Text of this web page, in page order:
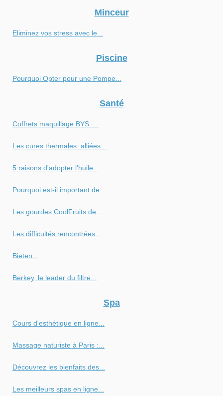
Minceur
Eliminez vos stress avec le...
Piscine
Pourquoi Opter pour une Pompe...
Santé
Coffrets maquillage BYS :...
Les cures thermales: alliées...
5 raisons d'adopter l'huile...
Pourquoi est-il important de...
Les gourdes CoolFruits de...
Les difficultés rencontrées...
Bieten...
Berkey, le leader du filtre...
Spa
Cours d'esthétique en ligne...
Massage naturiste à Paris :...
Découvrez les bienfaits des...
Les meilleurs spas en ligne...